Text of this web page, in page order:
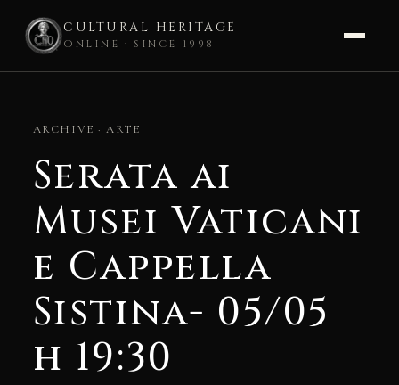
CULTURAL HERITAGE
ONLINE · SINCE 1998
contentARCHIVE · ARTE
Serata ai
Musei Vaticani
e Cappella
Sistina- 05/05
h 19:30